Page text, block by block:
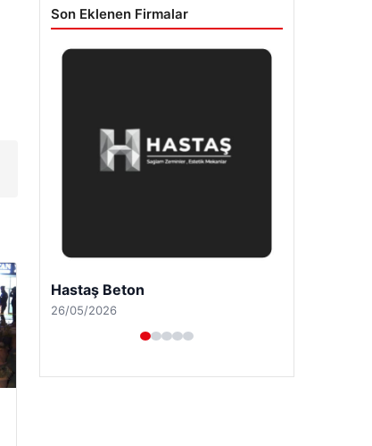
Son Eklenen Firmalar
Enes Kaplan Avukatlık Bürosu
28/04/2026